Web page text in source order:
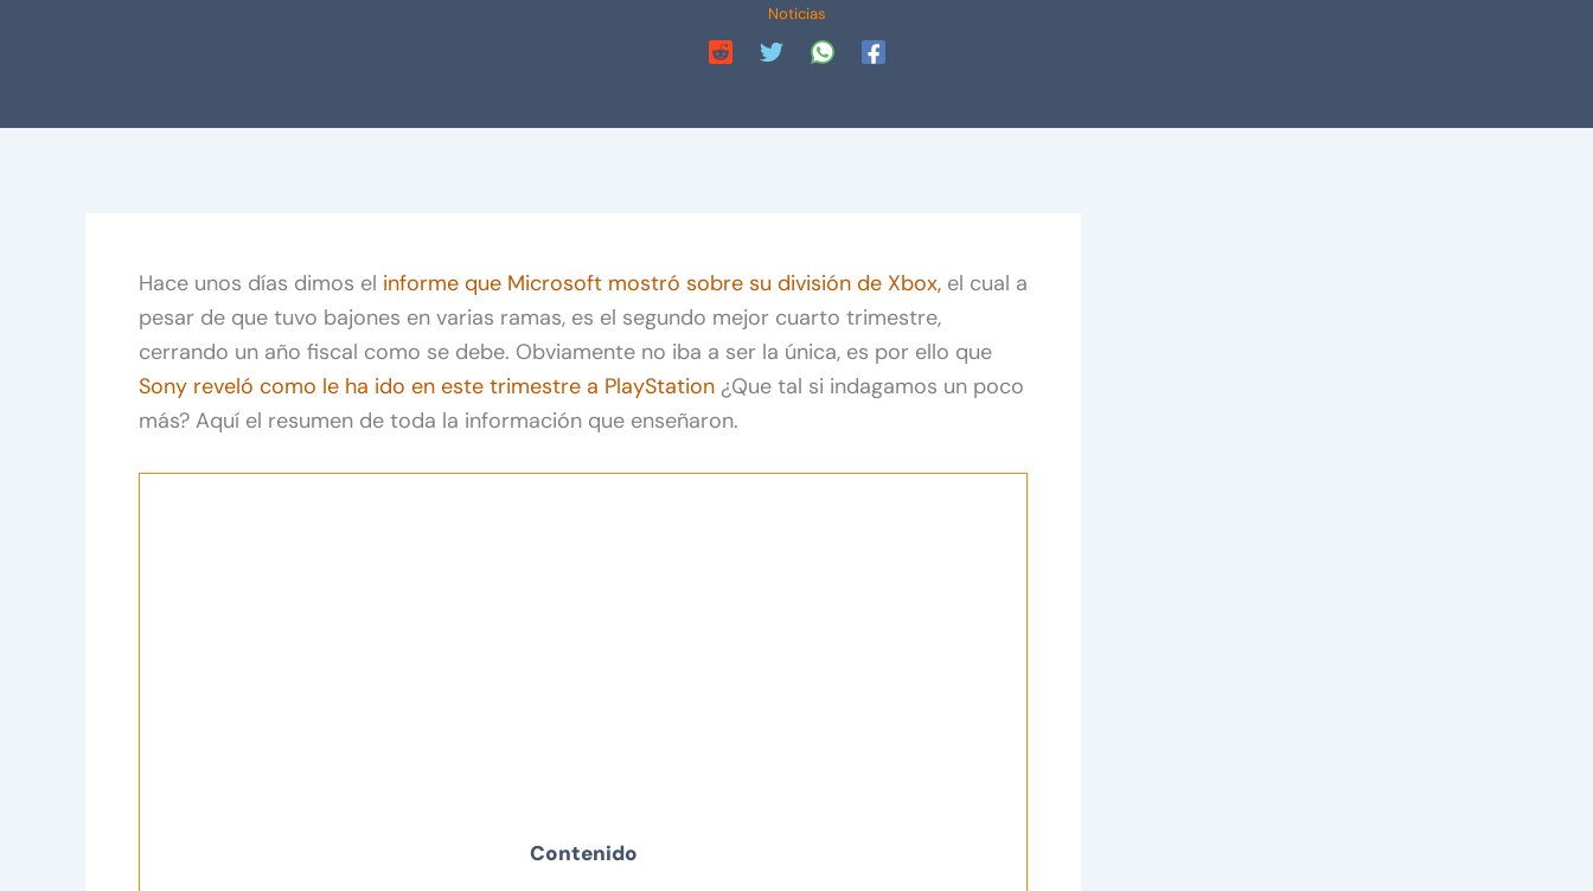
Noticias
Hace unos días dimos el informe que Microsoft mostró sobre su división de Xbox, el cual a
pesar de que tuvo bajones en varias ramas, es el segundo mejor cuarto trimestre,
cerrando un año fiscal como se debe. Obviamente no iba a ser la única, es por ello que
Sony reveló como le ha ido en este trimestre a PlayStation ¿Que tal si indagamos un poco
más? Aquí el resumen de toda la información que enseñaron.
Contenido